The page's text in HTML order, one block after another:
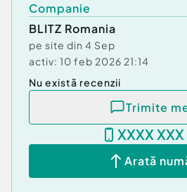
Companie
BLITZ Romania
pe site din 4 Sep
activ: 10 feb 2026 21:14
Nu există recenzii
Trimite
XXXX
Arată